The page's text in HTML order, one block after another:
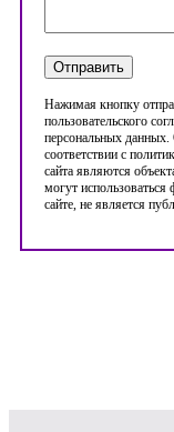
Нажимая кнопку
пользовательского
персональных
соответствии с
сайта являются
могут
сайте, не является